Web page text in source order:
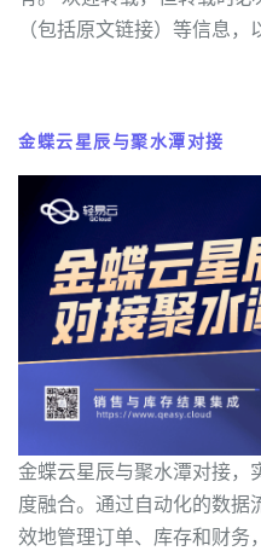
（包括原文链接）等信息，
金蝶云星辰与聚水潭对接
金蝶云星辰与聚水潭对接，
度融合。通过自动化的数据
效地管理订单、库存和财务